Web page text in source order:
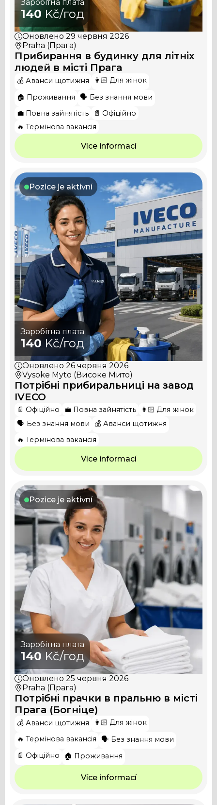
Українська Čeština Slovak
English
Заробітна плата
140 Kč/год
Оновлено 29 червня 2026
Praha (Прага)
Прибирання в будинку для літніх
людей в місті Прага
💰 Аванси щотижня
👩🏻 Для жінок
🏠 Проживання
🗣️ Без знання мови
💼 Повна зайнятість
📄 Офіційно
🔥 Термінова вакансія
Více informací
Pozice je aktivní
Заробітна плата
140 Kč/год
Оновлено 26 червня 2026
Vysoke Myto (Високе Мито)
Потрібні прибиральниці на завод
IVECO
📄 Офіційно 💼 Повна зайнятість
👩🏻 Для жінок
🗣️ Без знання мови
💰 Аванси щотижня
🔥 Термінова вакансія
Více informací
Pozice je aktivní
Заробітна плата
140 Kč/год
Оновлено 25 червня 2026
Praha (Прага)
Потрібні прачки в пральню в місті
Прага (Богніце)
💰 Аванси щотижня
👩🏻 Для жінок
🔥 Термінова вакансія
🗣️ Без знання мови
📄 Офіційно
🏠 Проживання
Více informací